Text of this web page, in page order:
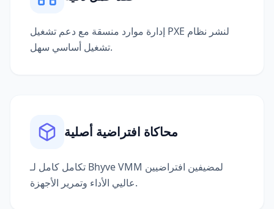
إدارة موارد منسقة مع دعم تشغيل PXE لنشر نظام
تشغيل أساسي سهل.
محاكاة افتراضية أصلية
تكامل كامل لـ Bhyve VMM لمضيفين افتراضيين
عاليي الأداء وتمرير الأجهزة.